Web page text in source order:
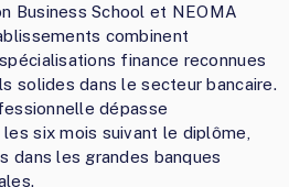
Business School et NEOMA
combinent
finance reconnues
solides dans le secteur bancaire.
dépasse
six mois suivant le diplôme,
dans les grandes banques